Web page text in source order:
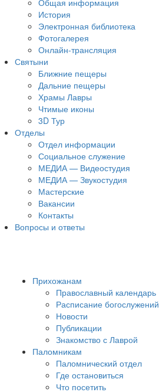
Общая информация
История
Электронная библиотека
Фотогалерея
Онлайн-трансляция
Святыни
Ближние пещеры
Дальние пещеры
Храмы Лавры
Чтимые иконы
3D Тур
Отделы
Отдел информации
Социальное служение
МЕДИА — Видеостудия
МЕДИА — Звукостудия
Мастерские
Вакансии
Контакты
Вопросы и ответы
Прихожанам
Православный календарь
Расписание богослужений
Новости
Публикации
Знакомство с Лаврой
Паломникам
Паломнический отдел
Где остановиться
Что посетить